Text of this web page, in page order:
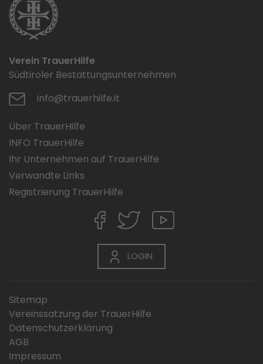
Verein TrauerHilfe
Südtiroler Bestattungsunternehmen
info@trauerhilfe.it
Über TrauerHilfe
INFO TrauerHilfe
Ihr Unternehmen auf TrauerHilfe
Verwandte Links
Registrierung TrauerHilfe
LOGIN
Sitemap
Vereinssatzung der TrauerHilfe
Datenschutzerklärung
AGB
Impressum